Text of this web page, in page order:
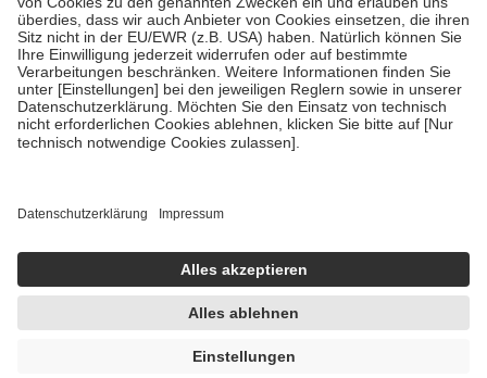
• Kindern und Jugendlichen bis zum vollendeten 18. Lebensjahr
mit Ausnahme der Fahrkosten
• Untersuchungen zur Vorsorge und Früherkennung, die von der
GKV getragen werden
• empfohlenen Schutzimpfungen
• Harn- und Blutteststreifen
getroffen, um sicherzustellen, dass es sich um echte Bewertungen
https://help.etrusted.com/hc/de/articles/4419944605341
Einige Bilder und Inhalte wurden unter Zuhilfenahme künstlicher